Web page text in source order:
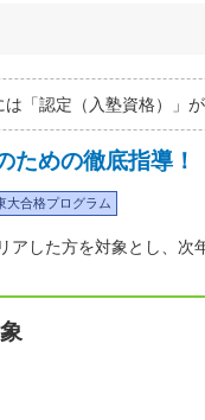
「認定（入塾資格）」が
ための徹底指導！
大合格プログラム
アした方を対象とし、